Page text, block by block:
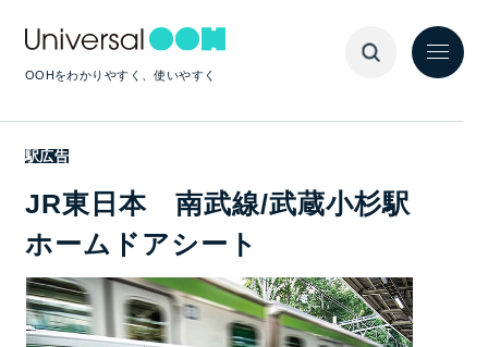
OOHをわかりやすく、使いやすく
駅広告
JR東日本 南武線/武蔵小杉駅
ホームドアシート